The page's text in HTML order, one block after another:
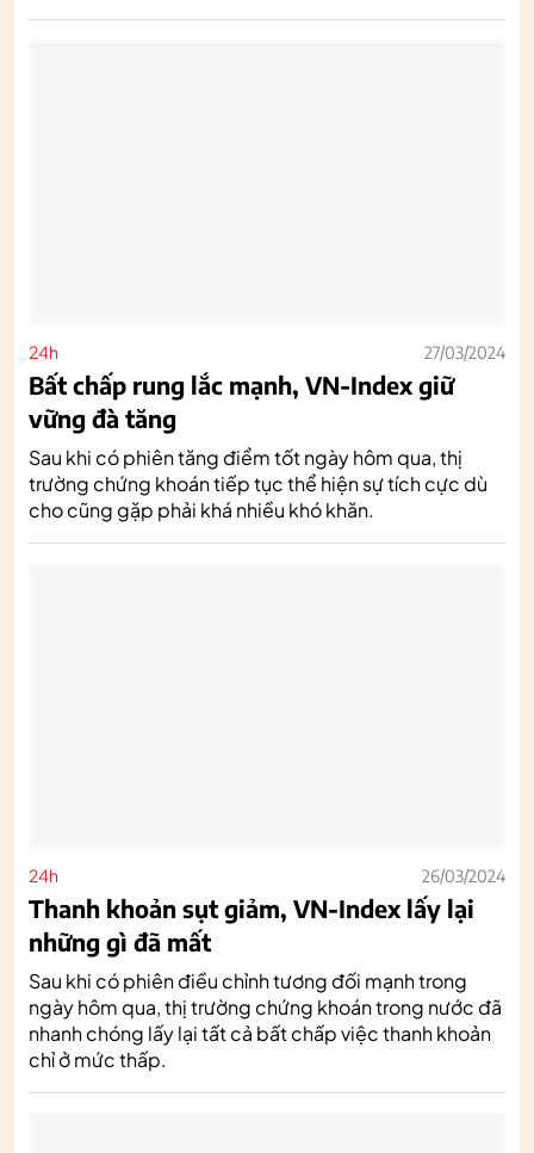
24h 27/03/2024
Bất chấp rung lắc mạnh, VN-Index giữ
vững đà tăng
Sau khi có phiên tăng điểm tốt ngày hôm qua, thị
trường chứng khoán tiếp tục thể hiện sự tích cực dù
cho cũng gặp phải khá nhiều khó khăn.
24h 26/03/2024
Thanh khoản sụt giảm, VN-Index lấy lại
những gì đã mất
Sau khi có phiên điều chỉnh tương đối mạnh trong
ngày hôm qua, thị trường chứng khoán trong nước đã
nhanh chóng lấy lại tất cả bất chấp việc thanh khoản
chỉ ở mức thấp.